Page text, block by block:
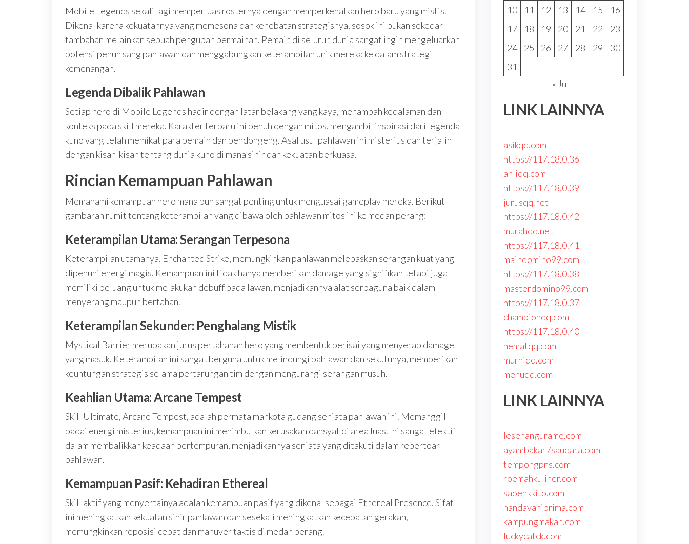
Mobile Legends sekali lagi memperluas rosternya dengan memperkenalkan hero baru yang mistis.
Dikenal karena kekuatannya yang memesona dan kehebatan strategisnya, sosok ini bukan sekedar
tambahan melainkan sebuah pengubah permainan. Pemain di seluruh dunia sangat ingin mengeluarkan
potensi penuh sang pahlawan dan menggabungkan keterampilan unik mereka ke dalam strategi
kemenangan.
Legenda Dibalik Pahlawan
Setiap hero di Mobile Legends hadir dengan latar belakang yang kaya, menambah kedalaman dan
konteks pada skill mereka. Karakter terbaru ini penuh dengan mitos, mengambil inspirasi dari legenda
kuno yang telah memikat para pemain dan pendongeng. Asal usul pahlawan ini misterius dan terjalin
dengan kisah-kisah tentang dunia kuno di mana sihir dan kekuatan berkuasa.
Rincian Kemampuan Pahlawan
Memahami kemampuan hero mana pun sangat penting untuk menguasai gameplay mereka. Berikut
gambaran rumit tentang keterampilan yang dibawa oleh pahlawan mitos ini ke medan perang:
Keterampilan Utama: Serangan Terpesona
Keterampilan utamanya, Enchanted Strike, memungkinkan pahlawan melepaskan serangan kuat yang
dipenuhi energi magis. Kemampuan ini tidak hanya memberikan damage yang signifikan tetapi juga
memiliki peluang untuk melakukan debuff pada lawan, menjadikannya alat serbaguna baik dalam
menyerang maupun bertahan.
Keterampilan Sekunder: Penghalang Mistik
Mystical Barrier merupakan jurus pertahanan hero yang membentuk perisai yang menyerap damage
yang masuk. Keterampilan ini sangat berguna untuk melindungi pahlawan dan sekutunya, memberikan
keuntungan strategis selama pertarungan tim dengan mengurangi serangan musuh.
Keahlian Utama: Arcane Tempest
Skill Ultimate, Arcane Tempest, adalah permata mahkota gudang senjata pahlawan ini. Memanggil
badai energi misterius, kemampuan ini menimbulkan kerusakan dahsyat di area luas. Ini sangat efektif
dalam membalikkan keadaan pertempuran, menjadikannya senjata yang ditakuti dalam repertoar
pahlawan.
Kemampuan Pasif: Kehadiran Ethereal
Skill aktif yang menyertainya adalah kemampuan pasif yang dikenal sebagai Ethereal Presence. Sifat
ini meningkatkan kekuatan sihir pahlawan dan sesekali meningkatkan kecepatan gerakan,
memungkinkan reposisi cepat dan manuver taktis di medan perang.
10
11 12 13 14 15
16
17
18 19 20 21 22
23
24
25 26 27 28 29
30
31
« Jul
LINK LAINNYA
asikqq.com
https://117.18.0.36
ahliqq.com
https://117.18.0.39
jurusqq.net
https://117.18.0.42
murahqq.net
https://117.18.0.41
maindomino99.com
https://117.18.0.38
masterdomino99.com
https://117.18.0.37
championqq.com
https://117.18.0.40
hematqq.com
murniqq.com
menuqq.com
LINK LAINNYA
lesehangurame.com
ayambakar7saudara.com
tempongpns.com
roemahkuliner.com
saoenkkito.com
handayaniprima.com
kampungmakan.com
luckycatck.com